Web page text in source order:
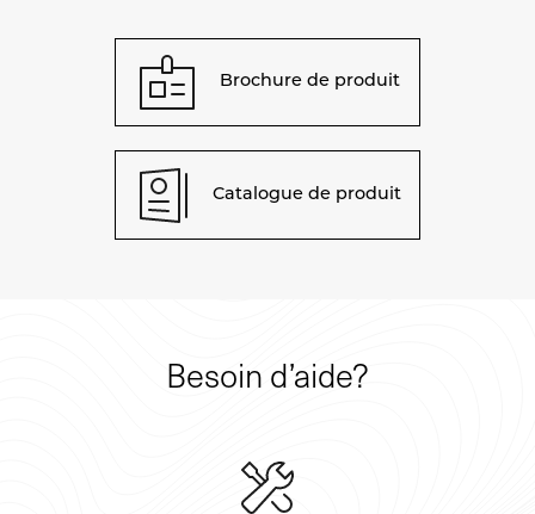
Brochure de produit
Catalogue de produit
Besoin d’aide?